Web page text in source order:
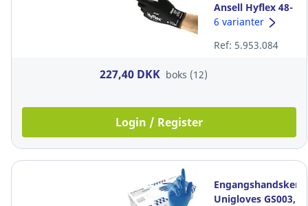
Ansell Hyflex 48-
101, str. 10,
6 varianter
Ref: 5.953.084
227,40 DKK boks (12)
Login / Register
Engangshandsker,
Unigloves GS003,